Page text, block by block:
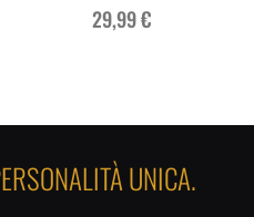
29,99€
UNICA.